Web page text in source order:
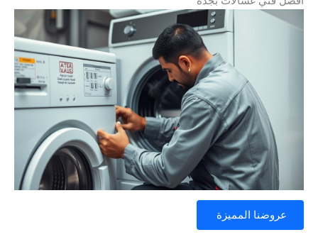
عروضنا المميزة